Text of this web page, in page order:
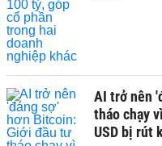
AI trở nên
tháo chạy
USD bị rút